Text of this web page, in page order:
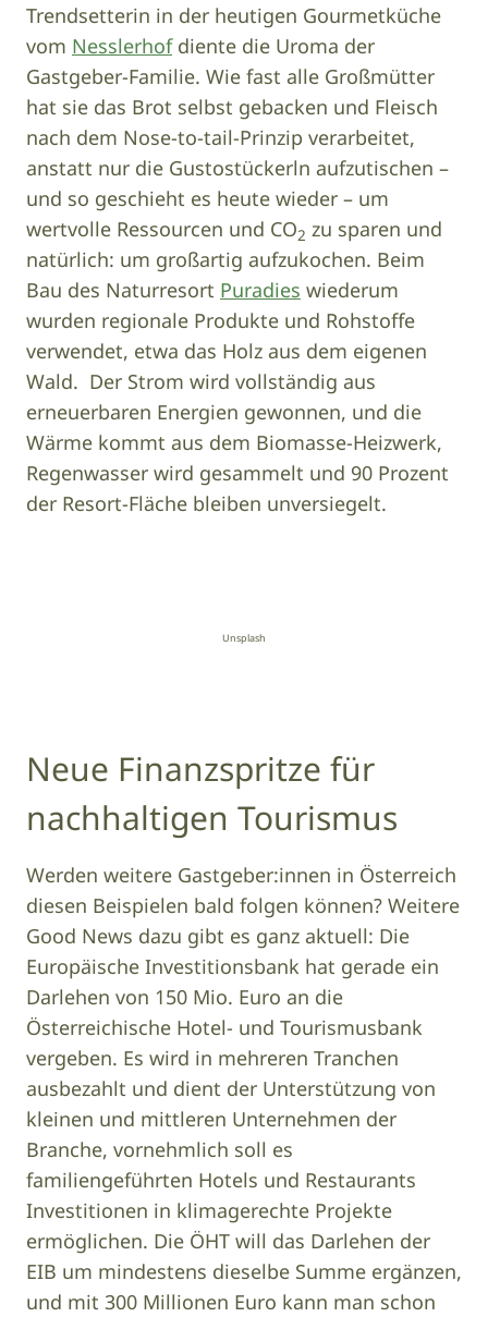
Trendsetterin in der heutigen Gourmetküche
vom Nesslerhofdiente die Uroma der
Gastgeber-Familie. Wie fast alle Großmütter
hat sie das Brot selbst gebacken und Fleisch
nach dem Nose-to-tail-Prinzip verarbeitet,
anstatt nur die Gustostückerln aufzutischen –
und so geschieht es heute wieder – um
wertvolle Ressourcen und CO2 zu sparen und
natürlich: um großartig aufzukochen. Beim
Bau des Naturresort Puradies wiederum
wurden regionale Produkte und Rohstoffe
verwendet, etwa das Holz aus dem eigenen
Wald. Der Strom wird vollständig aus
erneuerbaren Energien gewonnen, und die
Wärme kommt aus dem Biomasse-Heizwerk,
Regenwasser wird gesammelt und 90 Prozent
der Resort-Fläche bleiben unversiegelt.
Unsplash
Neue Finanzspritze für
nachhaltigen Tourismus
Werden weitere Gastgeber:innen in Österreich
diesen Beispielen bald folgen können? Weitere
Good News dazu gibt es ganz aktuell: Die
Europäische Investitionsbank hat gerade ein
Darlehen von 150 Mio. Euro an die
Österreichische Hotel- und Tourismusbank
vergeben. Es wird in mehreren Tranchen
ausbezahlt und dient der Unterstützung von
kleinen und mittleren Unternehmen der
Branche, vornehmlich soll es
familiengeführten Hotels und Restaurants
Investitionen in klimagerechte Projekte
ermöglichen. Die ÖHT will das Darlehen der
EIB um mindestens dieselbe Summe ergänzen,
und mit 300 Millionen Euro kann man schon